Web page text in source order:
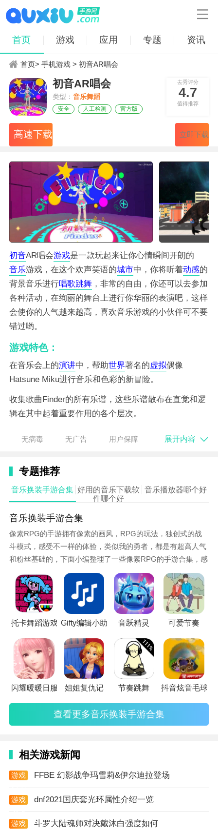

首页 游戏 应用 专题 资讯
首页>手机游戏 > 初音AR唱会
初音AR唱会
类型：音乐舞蹈
安全 人工检测 官方版
去秀评分
4.7
值得推荐
高速下载 立即下载
初音AR唱会游戏是一款玩起来让你心情瞬间开朗的
音乐游戏，在这个欢声笑语的城市中，你将听着动感的
背景音乐进行唱歌跳舞，非常的自由，你还可以去参加
各种活动，在绚丽的舞台上进行你华丽的表演吧，这样
会使你的人气越来越高，喜欢音乐游戏的小伙伴可不要
错过哟。
游戏特色：
在音乐会上的演讲中，帮助世界著名的虚拟偶像
Hatsune Miku进行音乐和色彩的新冒险。
收集歌曲Finder的所有乐谱，这些乐谱散布在直觉和逻
辑在其中起着重要作用的各个层次。
举办演唱会需要去收集一些不同的材料，根据主题来设
游戏特色：
1、去寻找属于她的舞台，城市哪个地方在举办比赛，
举行演唱会；
2、丰富二次元角色，玩家可以自由更换形象，和你最
喜欢的女孩一起成为巨星；
3、享受舞台上的表演时刻，虽然时间很短，不过可以
游戏玩法：
1、在音乐会上的演讲中，帮助世界着名的虚拟偶像
HatsuneMiku进行音乐和色彩的新冒险；
2、收集歌曲Finder的所有乐谱，这些乐谱散布在直觉
和逻辑在其中起着重要作用的各个层次。
游戏点评：
让全城人来听她的演唱会，虚拟偶像养成计划，我们来
一起见证巨星的成长之路，沉浸音乐冒险。
无病毒 无广告 用户保障 展开内容
专题推荐
音乐换装手游合集 好用的音乐下载软
件哪个好
音乐播放器哪个好
音乐换装手游合集
像素RPG的手游拥有像素的画风，RPG的玩法，独创式的战
斗模式，感受不一样的体验，类似我的勇者，都是有超高人气
和粉丝基础的，下面小编整理了一些像素RPG的手游合集，感
兴趣的玩家赶紧来看看吧。
托卡舞蹈游戏 Gifty编辑小助手 音跃精灵 可爱节奏
闪耀暖暖日服 姐姐复仇记 节奏跳舞 抖音炫音毛球
查看更多音乐换装手游合集
相关游戏新闻
游戏
FFBE 幻影战争玛雪莉&伊尔迪拉登场
游戏
dnf2021国庆套光环属性介绍一览
游戏
斗罗大陆魂师对决戴沐白强度如何